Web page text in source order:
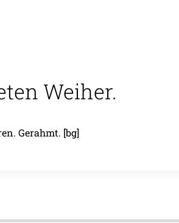
Weiher.
Gerahmt. [bg]